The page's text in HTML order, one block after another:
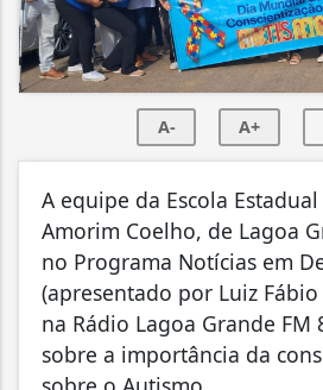
A- A+
A equipe da Escola
Amorim Coelho, de Lagoa
no Programa Notícias em
(apresentado por Luiz
na Rádio Lagoa Grande FM
sobre a importância da